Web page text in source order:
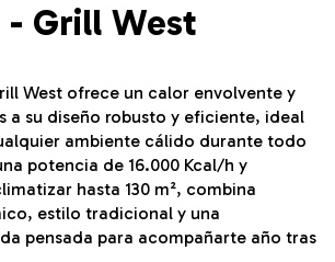
- Grill West
West ofrece un calor envolvente y
a su diseño robusto y eficiente, ideal
ambiente cálido durante todo
potencia de 16.000 Kcal/h y
hasta 130 m², combina
estilo tradicional y una
pensada para acompañarte año tras